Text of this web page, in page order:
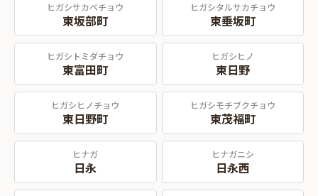
ヒガシサカベチョウ
東坂部町
ヒガシタルサカチョウ
東垂坂町
ヒガシトミダチョウ
東富田町
ヒガシヒノ
東日野
ヒガシヒノチョウ
東日野町
ヒガシモチブクチョウ
東茂福町
ヒナガ
日永
ヒナガニシ
日永西